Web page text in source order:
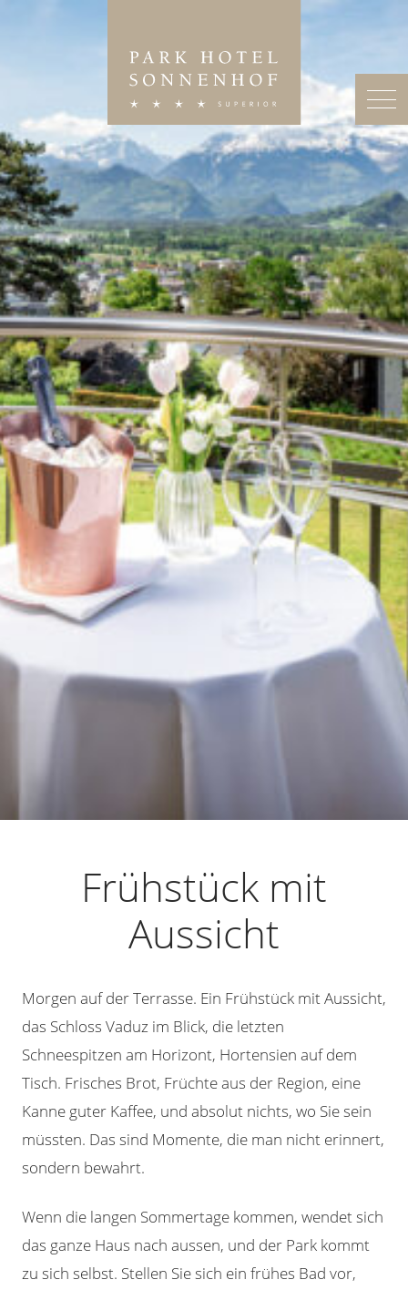
Frühstück mit
Aussicht
Morgen auf der Terrasse. Ein Frühstück mit Aussicht,
das Schloss Vaduz im Blick, die letzten
Schneespitzen am Horizont, Hortensien auf dem
Tisch. Frisches Brot, Früchte aus der Region, eine
Kanne guter Kaffee, und absolut nichts, wo Sie sein
müssten. Das sind Momente, die man nicht erinnert,
sondern bewahrt.
Wenn die langen Sommertage kommen, wendet sich
das ganze Haus nach aussen, und der Park kommt
zu sich selbst. Stellen Sie sich ein frühes Bad vor,